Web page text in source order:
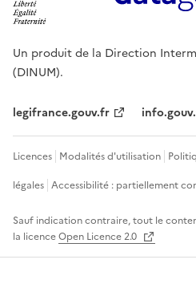
Un produit de la Direction
(DINUM).
legifrance.gouv.fr
Licences Modalités d'utilisation
légales Accessibilité : partiellement
Sauf indication contraire, tout le
la licenceOpen Licence 2.0